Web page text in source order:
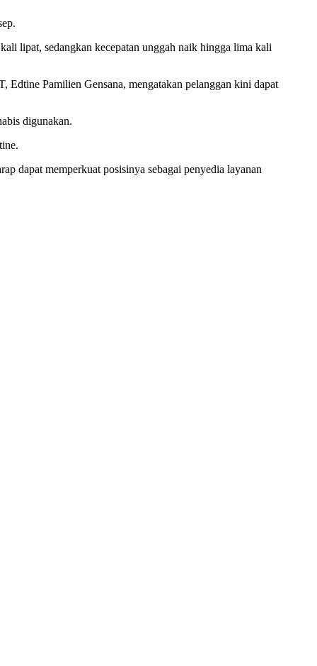
lipat, sedangkan kecepatan unggah naik hingga lima kali
Pamilien Gensana, mengatakan pelanggan kini dapat
digunakan.
dapat memperkuat posisinya sebagai penyedia layanan